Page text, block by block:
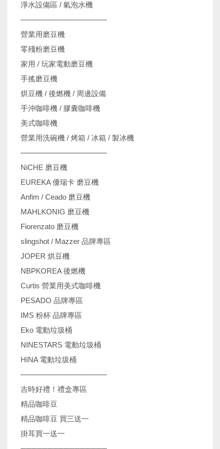
淨水設備區 / 氣泡水機
────────────────
營業用磨豆機
零殘粉磨豆機
家用 / 玩家電動磨豆機
手搖磨豆機
烘豆機 / 後燃機 / 周邊設備
手沖咖啡機 / 膠囊咖啡機
美式咖啡機
營業用洗碗機 / 烤箱 / 冰箱 / 製冰機
────────────────
NiCHE 磨豆機
EUREKA 優瑞卡 磨豆機
Anfim / Ceado 磨豆機
MAHLKONIG 磨豆機
Fiorenzato 磨豆機
slingshot / Mazzer 品牌專區
JOPER 烘豆機
NBPKOREA 後燃機
Curtis 營業用美式咖啡機
PESADO 品牌專區
IMS 粉杯 品牌專區
Eko 電動垃圾桶
NINESTARS 電動垃圾桶
HINA 電動垃圾桶
────────────────
吉時好禮！禮盒專區
精品咖啡豆
精品咖啡豆 買三送一
掛耳買一送一